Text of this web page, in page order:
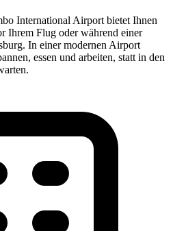
International Airport bietet Ihnen
Ihrem Flug oder während einer
In einer modernen Airport
essen und arbeiten, statt in den